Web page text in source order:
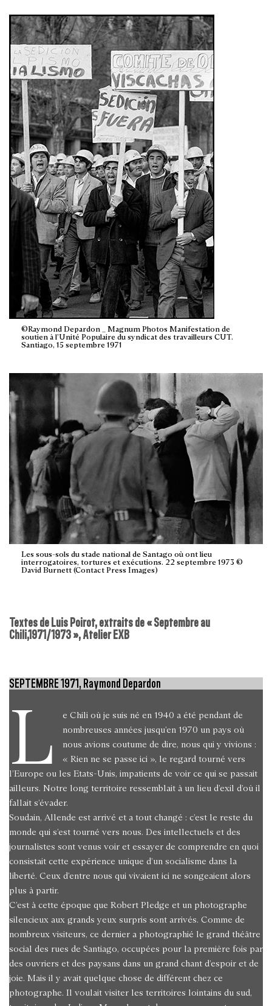
©Raymond Depardon _ Magnum Photos Manifestation de
soutien à l’Unité Populaire du syndicat des travailleurs CUT.
Santiago, 15 septembre 1971
Les sous-sols du stade national de Santago où ont lieu
interrogatoires, tortures et exécutions. 22 septembre 1973 ©
David Burnett (Contact Press Images)
Textes de Luis Poirot, extraits de « Septembre au
Chili,1971/1973 », Atelier EXB
SEPTEMBRE 1971, Raymond Depardon
L
e Chili où je suis né en 1940 a été pendant de
nombreuses années jusqu’en 1970 un pays où
nous avions coutume de dire, nous qui y vivions :
« Rien ne se passe ici », le regard tourné vers
l’Europe ou les Etats-Unis, impatients de voir ce qui se passait
ailleurs. Notre long territoire ressemblait à un lieu d’exil d’où il
fallait s’évader.
Soudain, Allende est arrivé et a tout changé : c’est le reste du
monde qui s’est tourné vers nous. Des intellectuels et des
journalistes sont venus voir et essayer de comprendre en quoi
consistait cette expérience unique d’un socialisme dans la
liberté. Ceux d’entre nous qui vivaient ici ne songeaient alors
plus à partir.
C’est à cette époque que Robert Pledge et un photographe
silencieux aux grands yeux surpris sont arrivés. Comme de
nombreux visiteurs, ce dernier a photographié le grand théâtre
social des rues de Santiago, occupées pour la première fois par
des ouvriers et des paysans dans un grand chant d’espoir et de
joie. Mais il y avait quelque chose de différent chez ce
photographe. Il voulait visiter les territoires lointains du sud,